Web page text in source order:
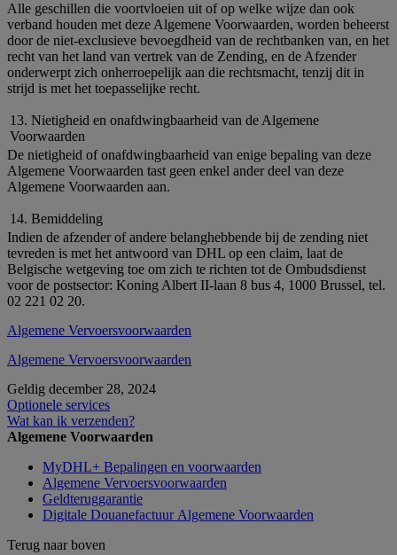
Alle geschillen die voortvloeien uit of op welke wijze dan ook
verband houden met deze Algemene Voorwaarden, worden beheerst
door de niet-exclusieve bevoegdheid van de rechtbanken van, en het
recht van het land van vertrek van de Zending, en de Afzender
onderwerpt zich onherroepelijk aan die rechtsmacht, tenzij dit in
strijd is met het toepasselijke recht.
13. Nietigheid en onafdwingbaarheid van de Algemene
Voorwaarden
De nietigheid of onafdwingbaarheid van enige bepaling van deze
Algemene Voorwaarden tast geen enkel ander deel van deze
Algemene Voorwaarden aan.
14. Bemiddeling
Indien de afzender of andere belanghebbende bij de zending niet
tevreden is met het antwoord van DHL op een claim, laat de
Belgische wetgeving toe om zich te richten tot de Ombudsdienst
voor de postsector: Koning Albert II-laan 8 bus 4, 1000 Brussel, tel.
02 221 02 20.
Algemene Vervoersvoorwaarden
Algemene Vervoersvoorwaarden
Geldig december 28, 2024
Optionele services
Wat kan ik verzenden?
Algemene Voorwaarden
MyDHL+ Bepalingen en voorwaarden
Algemene Vervoersvoorwaarden
Geldteruggarantie
Digitale Douanefactuur Algemene Voorwaarden
Terug naar boven